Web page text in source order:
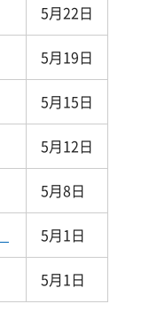
5月22日
5月19日
5月15日
5月12日
5月8日
5月1日
5月1日